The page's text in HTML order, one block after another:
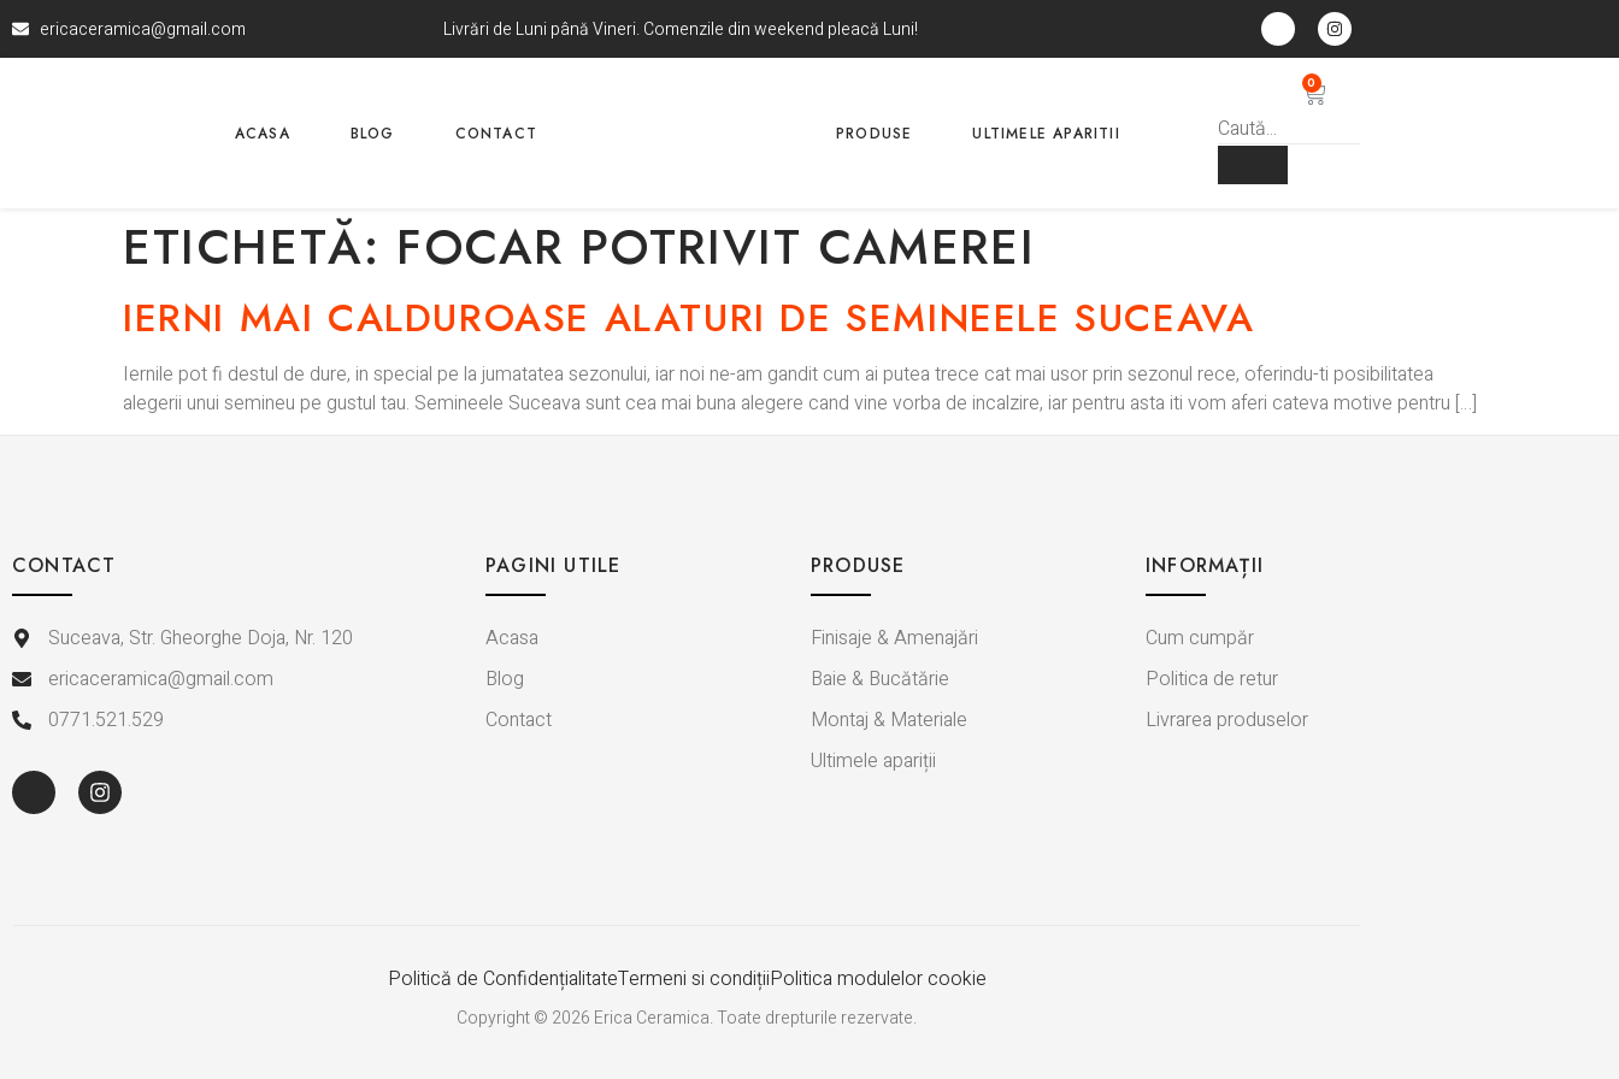
ericaceramica@gmail.com Livrări de Luni până Vineri. Comenzile din weekend pleacă Luni!
ACASA BLOG CONTACT PRODUSE ULTIMELE APARITII
0
ETICHETĂ: FOCAR POTRIVIT CAMEREI
IERNI MAI CALDUROASE ALATURI DE SEMINEELE SUCEAVA
Iernile pot fi destul de dure, in special pe la jumatatea sezonului, iar noi ne-am gandit cum ai putea trece cat mai usor prin sezonul rece, oferindu-ti posibilitatea
alegerii unui semineu pe gustul tau. Semineele Suceava sunt cea mai buna alegere cand vine vorba de incalzire, iar pentru asta iti vom aferi cateva motive pentru […]
CONTACT
Suceava, Str. Gheorghe Doja, Nr. 120
ericaceramica@gmail.com
0771.521.529
PAGINI UTILE
Acasa
Blog
Contact
PRODUSE
Finisaje & Amenajări
Baie & Bucătărie
Montaj & Materiale
Ultimele apariții
INFORMAȚII
Cum cumpăr
Politica de retur
Livrarea produselor
Politică de ConfidențialitateTermeni si condițiiPolitica modulelor cookie
Copyright © 2026 Erica Ceramica. Toate drepturile rezervate.